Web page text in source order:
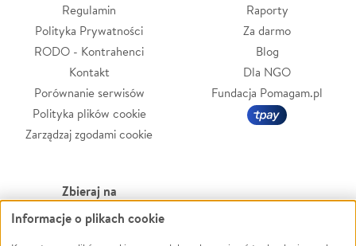
Regulamin
Polityka Prywatności
RODO - Kontrahenci
Kontakt
Porównanie serwisów
Polityka plików cookie
Zarządzaj zgodami cookie
Raporty
Za darmo
Blog
Dla NGO
Fundacja Pomagam.pl
Zbieraj na
Leczenie
Informacje o plikach cookie